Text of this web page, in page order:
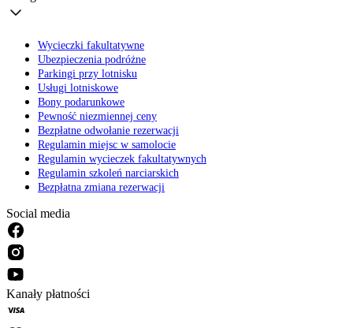
Wycieczki fakultatywne
Ubezpieczenia podróżne
Parkingi przy lotnisku
Usługi lotniskowe
Bony podarunkowe
Pewność niezmiennej ceny
Bezpłatne odwołanie rezerwacji
Regulamin miejsc w samolocie
Regulamin wycieczek fakultatywnych
Regulamin szkoleń narciarskich
Bezpłatna zmiana rezerwacji
Social media
Kanały płatności